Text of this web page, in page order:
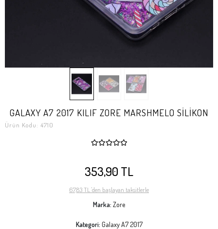
GALAXY A7 2017 KILIF ZORE MARSHMELO SİLİKON
Ürün Kodu: 4710
353,90 TL
67,83 TL 'den başlayan taksitlerle
Marka: Zore
Kategori: Galaxy A7 2017